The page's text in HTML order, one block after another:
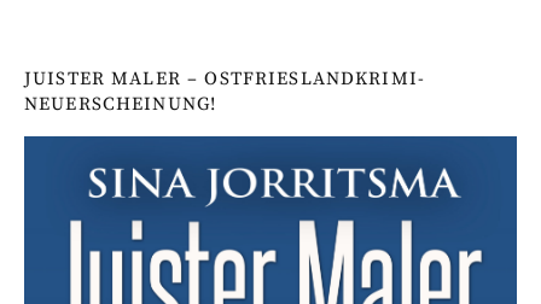
JUISTER MALER – OSTFRIESLANDKRIMI-
NEUERSCHEINUNG!